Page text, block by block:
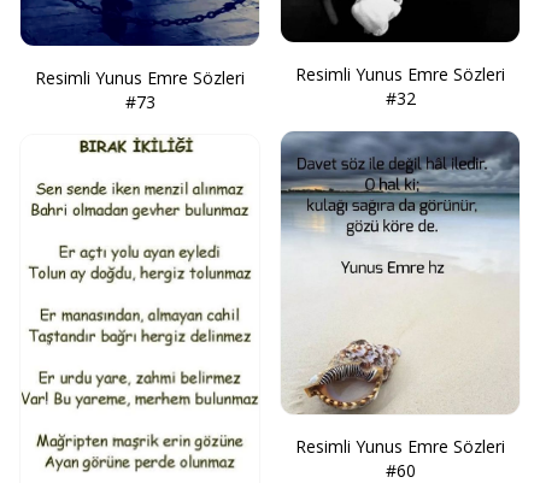
Resimli Yunus Emre Sözleri
#73
Resimli Yunus Emre Sözleri
#32
Resimli Yunus Emre Sözleri
#60